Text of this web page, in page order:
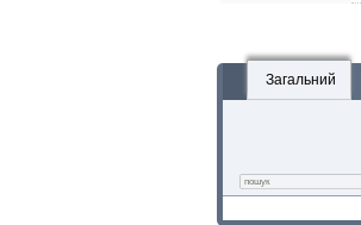
Загальний